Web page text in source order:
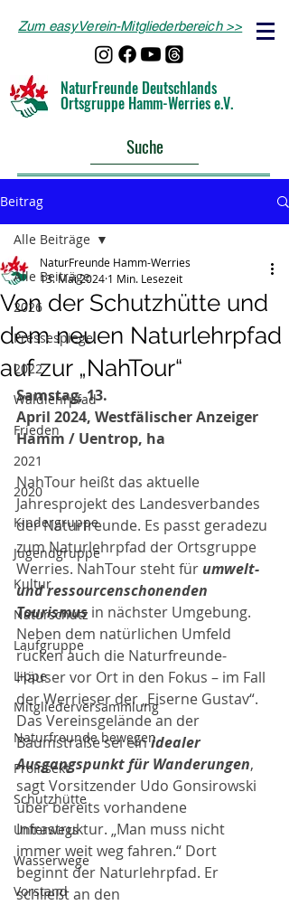
Zum easyVerein-Mitgliederbereich >>
NaturFreunde Deutschlands
Ortsgruppe Hamm-Werries e.V.
Suche
Beitrag
Alle Beiträge
2026
Pressespiegel
2022
Waldlehrpfad
Frieden
2021
2020
Kindergruppe
Jugendgruppe
Kultur
Naturschutz
Laufgruppe
Lippe
Mitgliederversammlung
Naturfreunde bewegen
ProInsekt
Schutzhütte
Unterwegs
Wasserwege
Vorstand
Alle Beiträge
Von der Schutzhütte und
dem neuen Naturlehrpfad
auf zur „NahTour“
NaturFreunde Hamm-Werries
13. Mai 2024 1 Min. Lesezeit
Samstag, 13.
April 2024, Westfälischer Anzeiger
Hamm / Uentrop, ha
NahTour heißt das aktuelle
Jahresprojekt des Landesverbandes
der Naturfreunde. Es passt geradezu
zum Naturlehrpfad der Ortsgruppe
Werries. NahTour steht für umwelt-
und ressourcenschonenden
Tourismus in nächster Umgebung.
Neben dem natürlichen Umfeld
rücken auch die Naturfreunde-
Häuser vor Ort in den Fokus – im Fall
der Werrieser der „Eiserne Gustav“.
Das Vereinsgelände an der
Baumstraße sei ein idealer
Ausgangspunkt für Wanderungen,
sagt Vorsitzender Udo Gonsirowski
über bereits vorhandene
Infrastruktur. „Man muss nicht
immer weit weg fahren.“ Dort
beginnt der Naturlehrpfad. Er
schließt an den